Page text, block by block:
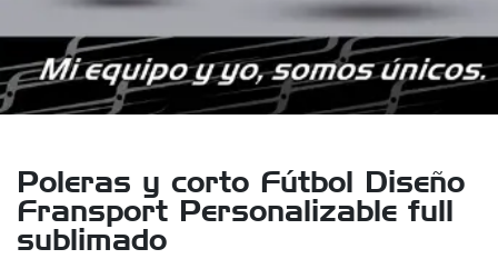
Poleras y corto Fútbol Diseño
Fransport Personalizable full
sublimado